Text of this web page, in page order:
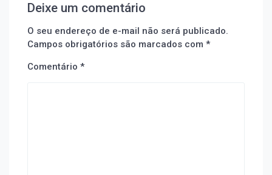
Deixe um comentário
O seu endereço de e-mail não será publicado.
Campos obrigatórios são marcados com *
Comentário *